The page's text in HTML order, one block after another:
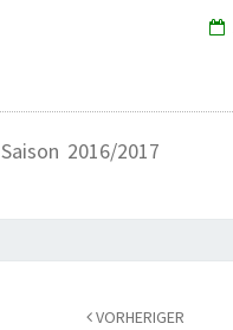
Saison 2016/2017
VORHERIGER